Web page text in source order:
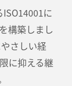
に
構築しまし
さしい経
に抑える継